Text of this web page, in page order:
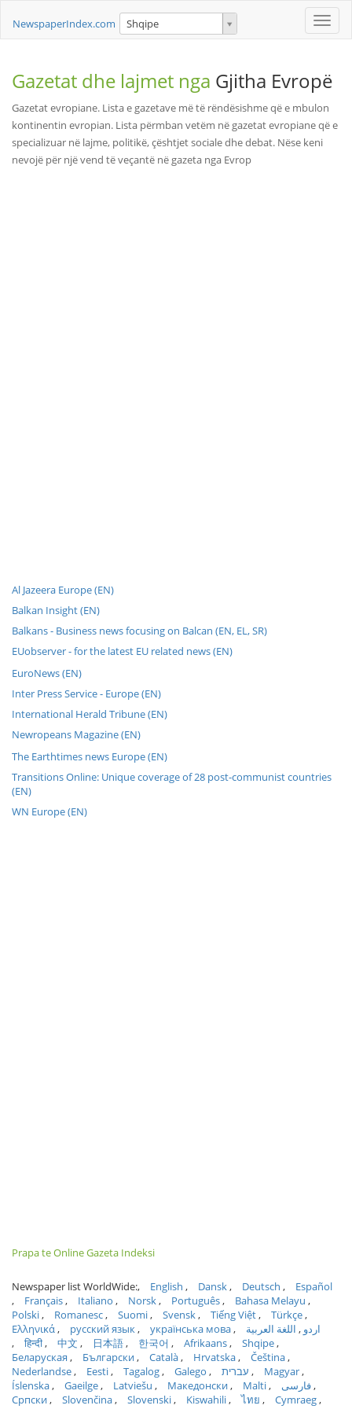
Toggle
NewspaperIndex.com Shqipe
Gazetat dhe lajmet nga Gjitha Evropë
Gazetat evropiane. Lista e gazetave më të rëndësishme që e mbulon
kontinentin evropian. Lista përmban vetëm në gazetat evropiane që e
specializuar në lajme, politikë, çështjet sociale dhe debat. Nëse keni
nevojë për një vend të veçantë në gazeta nga Evrop
Al Jazeera Europe (EN)
Balkan Insight (EN)
Balkans - Business news focusing on Balcan (EN, EL, SR)
EUobserver - for the latest EU related news (EN)
EuroNews (EN)
Inter Press Service - Europe (EN)
International Herald Tribune (EN)
Newropeans Magazine (EN)
The Earthtimes news Europe (EN)
Transitions Online: Unique coverage of 28 post-communist countries
(EN)
WN Europe (EN)
Prapa te Online Gazeta Indeksi
Newspaper list WorldWide: English Dansk Deutsch
Español
Français
Italiano Norsk Português
Bahasa Melayu
Polski
Romanesc Suomi Svensk Tiếng Việt
Türkçe
Ελληνικά
русский язык українська мова اردو
اللغة العربية
हिन्दी
中文 日本語 한국어 Afrikaans
Shqipe
Беларуская
Български Català Hrvatska
Čeština
Nederlandse
Eesti Tagalog Galego עברית
Magyar
Íslenska
Gaeilge Latviešu Македонски Malti
فارسی
Српски
Slovenčina Slovenski Kiswahili ไทย
Cymraeg